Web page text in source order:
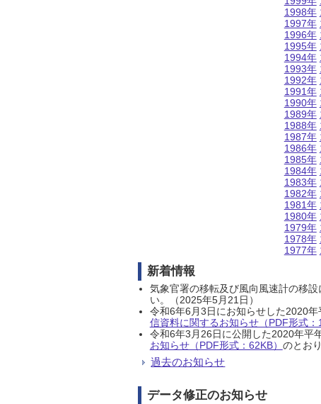
1998年
1997年
1996年
1995年
1994年
1993年
1992年
1991年
1990年
1989年
1988年
1987年
1986年
1985年
1984年
1983年
1982年
1981年
1980年
1979年
1978年
1977年
新着情報
気象官署の移転及び風向風速計の移
い。（2025年5月21日）
令和6年6月3日にお知らせした2020
信資料に関するお知らせ（PDF形式：
令和6年3月26日に公開した2020年平
お知らせ（PDF形式：62KB） のとお
過去のお知らせ
データ修正のお知らせ